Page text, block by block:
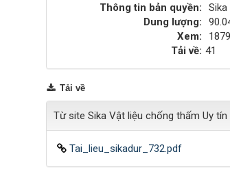
Thông tin bản quyền:
Sika
Dung lượng:
Xem:
1879
Tải về: 41
Tải về
Từ site Sika Vật liệu chống thấm Uy tín
Tai_lieu_sikadur_732.pdf